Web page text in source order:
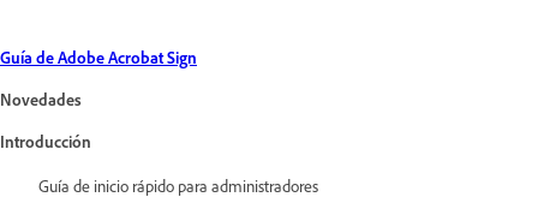
Guía de Adobe Acrobat Sign
Novedades
Introducción
Guía de inicio rápido para administradores